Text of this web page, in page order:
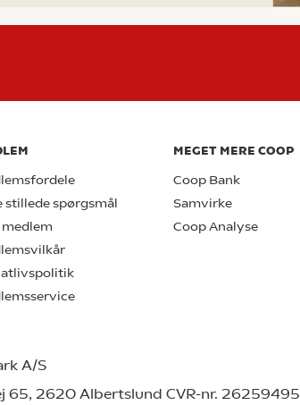
stillede spørgsmål
MEGET MERE COOP
Coop Bank
Samvirke
Coop Analyse
A/S
65, 2620 Albertslund CVR-nr. 26259495